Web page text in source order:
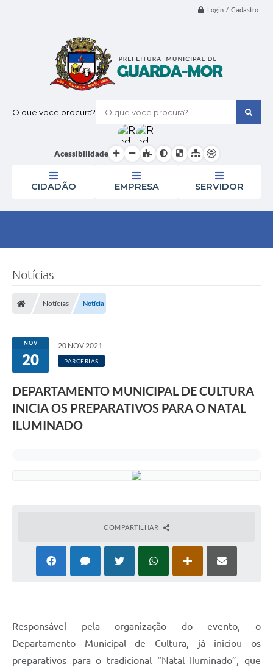
Login / Cadastro
O que voce procura?
Acessibilidade
CIDADÃO EMPRESA SERVIDOR
Notícias
Notícias Notícia
NOV
20
20 NOV 2021
PARCERIAS
DEPARTAMENTO MUNICIPAL DE CULTURA
INICIA OS PREPARATIVOS PARA O NATAL
ILUMINADO
COMPARTILHAR
Responsável pela organização do evento, o
Departamento Municipal de Cultura, já iniciou os
preparativos para o tradicional “Natal Iluminado”, que